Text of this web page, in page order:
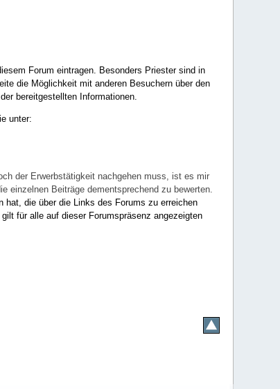
Forum eintragen. Besonders Priester sind in
die Möglichkeit mit anderen Besuchern über den
bereitgestellten Informationen.
unter:
der Erwerbstätigkeit nachgehen muss, ist es mir
einzelnen Beiträge dementsprechend zu bewerten.
hat, die über die Links des Forums zu erreichen
gilt für alle auf dieser Forumspräsenz angezeigten